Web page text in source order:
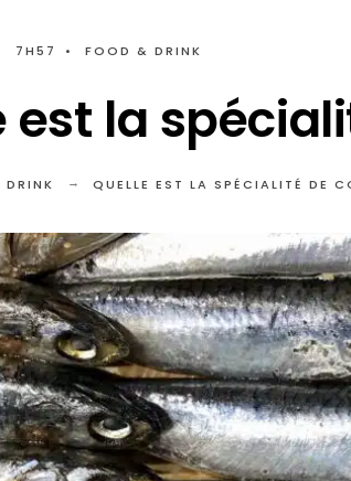
7H57 • FOOD & DRINK
est la
QUELLE EST LA SPÉCIALITÉ DE